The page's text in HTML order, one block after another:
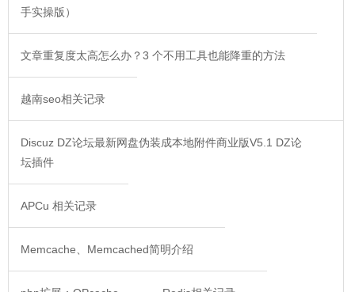
手实操版）
文章重复度太高怎么办？3 个不用工具也能降重的方法
越南seo相关记录
Discuz DZ论坛最新网盘伪装成本地附件商业版V5.1 DZ论
坛插件
APCu 相关记录
Memcache、Memcached简明介绍